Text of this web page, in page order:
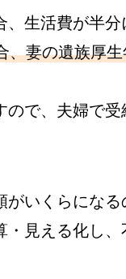
生活費が半分
妻の遺族厚
で、夫婦で
いくらにな
見える化し